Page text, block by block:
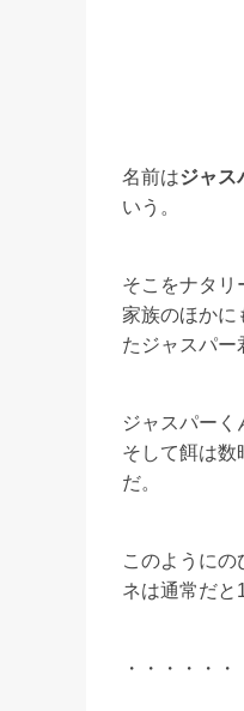
名前はジャス
いう。
そこをナタリ
家族のほかに
たジャスパー
ジャスパー
そして餌は数
だ。
このように
ネは通常だと
・・・・・